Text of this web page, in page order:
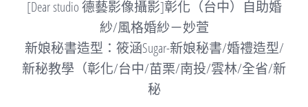
[Dear studio 德藝影像攝影]彰化（台中）自助婚
紗/風格婚紗－妙萱
新娘秘書造型：筱涵Sugar-新娘秘書/婚禮造型/
新秘教學（彰化/台中/苗栗/南投/雲林/全省/新
秘